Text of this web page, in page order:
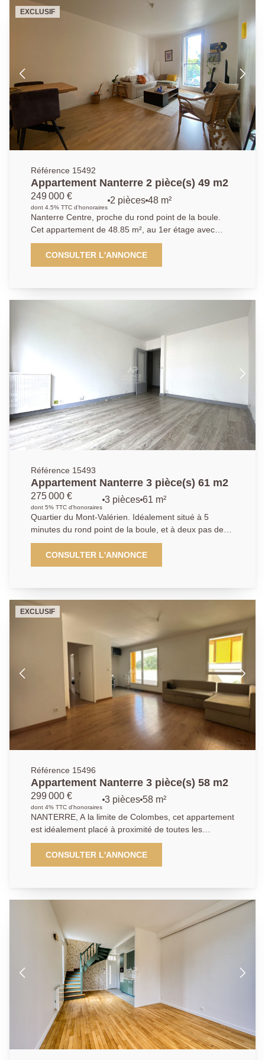
manger , une cuisine indépendante, une salle de
bains, et un dégagement qui dessert 2 chambres et
wc. Une cave complète ce descriptif. Des travaux de
rénovation sont à prévoir. Nous contacter :
EXCLUSIF
Référence 15492
Appartement Nanterre 2 pièce(s) 49 m2
249 000 €
dont 4.5% TTC d'honoraires
2 pièces 48 m²
Nanterre Centre, proche du rond point de la boule.
Cet appartement de 48.85 m², au 1er étage avec
ascenseur, dans une résidence de 2012. Il se
compose d'une entrée, une pièce de vie avec cuisine,
une chambre . Les deux pièces bénéficient d'in
semaine), de tous les commerces du centre, esprit
village. A 15mn à pied du RER Nanterre Ville, ou si
vous préférez le bus, l'arrêt pour La Défense est au
AP/LT
CONSULTER L'ANNONCE
Référence 15493
Appartement Nanterre 3 pièce(s) 61 m2
275 000 €
dont 5% TTC d'honoraires
3 pièces 61 m²
Quartier du Mont-Valérien. Idéalement situé à 5
minutes du rond point de la boule, et à deux pas des
écoles et des commerces, et au coeur d'une
copropriété bien entretenue. Cet appartement de type
trois se compose d'une entrée, d'une pièce de vie,
une salle de douche, un W.C et de nombreux
rangements. Une cave et un stationnement en sous
sol (possibilité d'installation d'une borne électrique)
complètent ce bien de qualité. 01.40.97.07.07.AP/LT
CONSULTER L'ANNONCE
EXCLUSIF
Référence 15496
Appartement Nanterre 3 pièce(s) 58 m2
299 000 €
dont 4% TTC d'honoraires
3 pièces 58 m²
NANTERRE, A la limite de Colombes, cet appartement
est idéalement placé à proximité de toutes les
commodités, transports, commerces et écoles. Les
transports sont divers: un arrêt de bus à 50 m , la
ligne T2 à 8 min à pied et l'extension du TRAM par la
L'immeuble de 2016, encore sous garantie
décennale, parfaitement sécurisé, vous permettra de
bénéficier de toutes les dernières normes. Cet
appartement de 58 m² dispose de deux chambres,
une salle d'eau, une cuisine américaine aménagée et
équipée, un séjour donnant sur une terrasse de 42.6
m2 exposée sud, et des toilettes séparés. Une place
de parking vient compléter ce bien.
01.40.97.07.07.AP/LT
CONSULTER L'ANNONCE